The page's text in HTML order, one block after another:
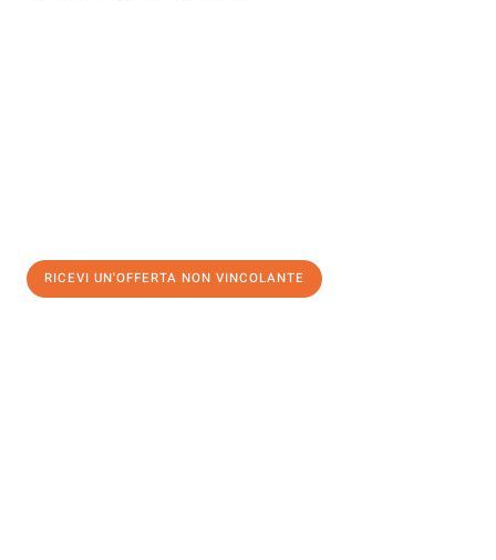
RICEVI UN'OFFERTA NON VINCOLANTE